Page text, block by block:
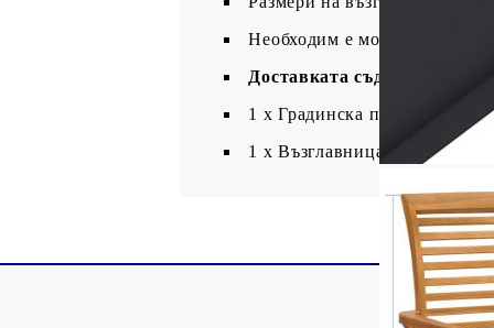
Необходим е монтаж
Доставката съдържа:
1 x Градинска пейка
1 х Възглавница